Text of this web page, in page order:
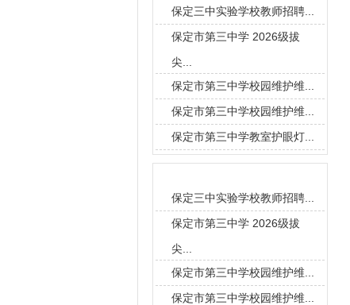
保定三中实验学校教师招聘...
保定市第三中学 2026级拔
尖...
保定市第三中学校园维护维...
保定市第三中学校园维护维...
保定市第三中学教室护眼灯...
保定三中实验学校教师招聘...
保定市第三中学 2026级拔
尖...
保定市第三中学校园维护维...
保定市第三中学校园维护维...